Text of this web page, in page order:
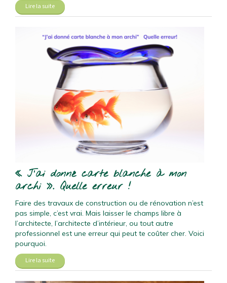
Lire la suite
« J’ai donné carte blanche à mon
archi ». Quelle erreur !
Faire des travaux de construction ou de rénovation n’est
pas simple, c’est vrai. Mais laisser le champs libre à
l’architecte, l’architecte d’intérieur, ou tout autre
professionnel est une erreur qui peut te coûter cher. Voici
pourquoi.
Lire la suite